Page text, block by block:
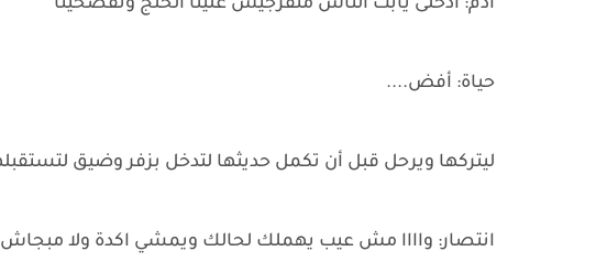
ادم: ادخلى يابت الناس متفرجيش علينا الخلج وتفضحينا
حياة: أفض....
ليتركها ويرحل قبل أن تكمل حديثها لتدخل بزفر وضيق
انتصار: واااا مش عيب يهملك لحالك ويمشي اكدة ولا